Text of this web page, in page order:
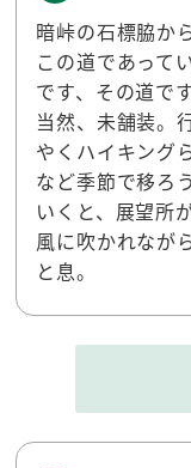
暗峠の石標脇か
この道であって
です、その道です
当然、未舗装。
やくハイキング
など季節で移ろ
いくと、展望所
風に吹かれなが
と息。